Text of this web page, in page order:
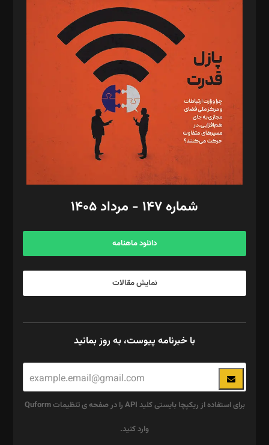
د‌بیر پیوست جهان: مینا پاکدل
د‌بیر تحریریه آنلاین: بابک نقاش
تحریریه‌: مجتبی محمود‌ی، آرش برهمند، یسنا امان‌پور، سروش کرمیان،
مصطفی مسجدی آرانی، ابوالفضل رجبی، زهرا فکرانه، فائزه فتحی
رستمی،مصطفی باستان
ویرایش: نگار استاد‌‌آقا
طراح یونیفرم: مجید توکلی
فیلمبرداری و عکاسی: امیر شفیعی، مانی لطفی زاده
گرافیک و صفحه‌آرایی: سید‌سبحان‌علی ثابت
مد‌یر توسعه تجاری: کامبیز برید‌
امور مالی: شاپور رهبری، محمد‌ کاظمی‌نیا
آگهی و مشترکین: ۰۹۱۹۹۹۹۰۴۵۴
شماره ۱۴۷ - مرداد ۱۴۰۵
دانلود ماهنامه
نمایش مقالات
با خبرنامه پیوست، به روز بمانید
برای استفاده از ریکپچا بایستی کلید API را در صفحه ی تنظیمات Quform
وارد کنید.